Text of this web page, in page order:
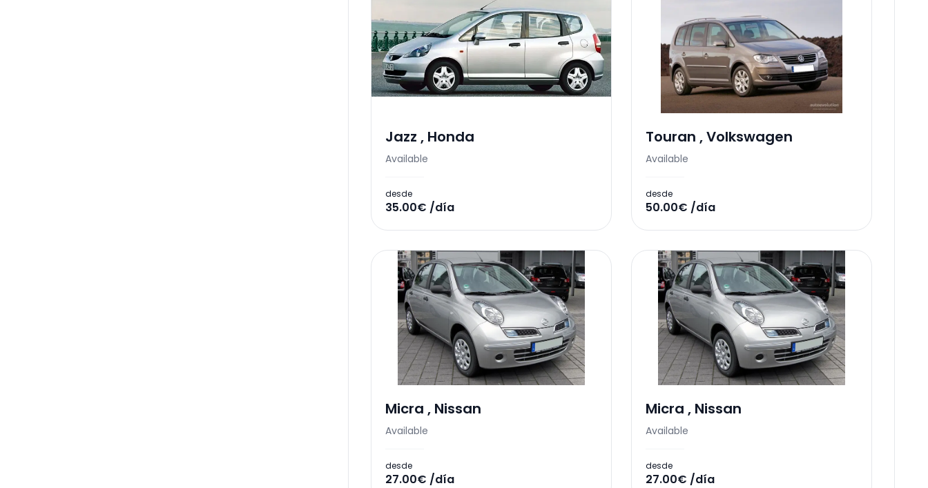
Jazz , Honda
Available
desde
35.00€ /día
Touran ,Volkswagen
Available
desde
50.00€ /día
Micra , Nissan
Available
desde
27.00€ /día
Micra , Nissan
Available
desde
27.00€ /día